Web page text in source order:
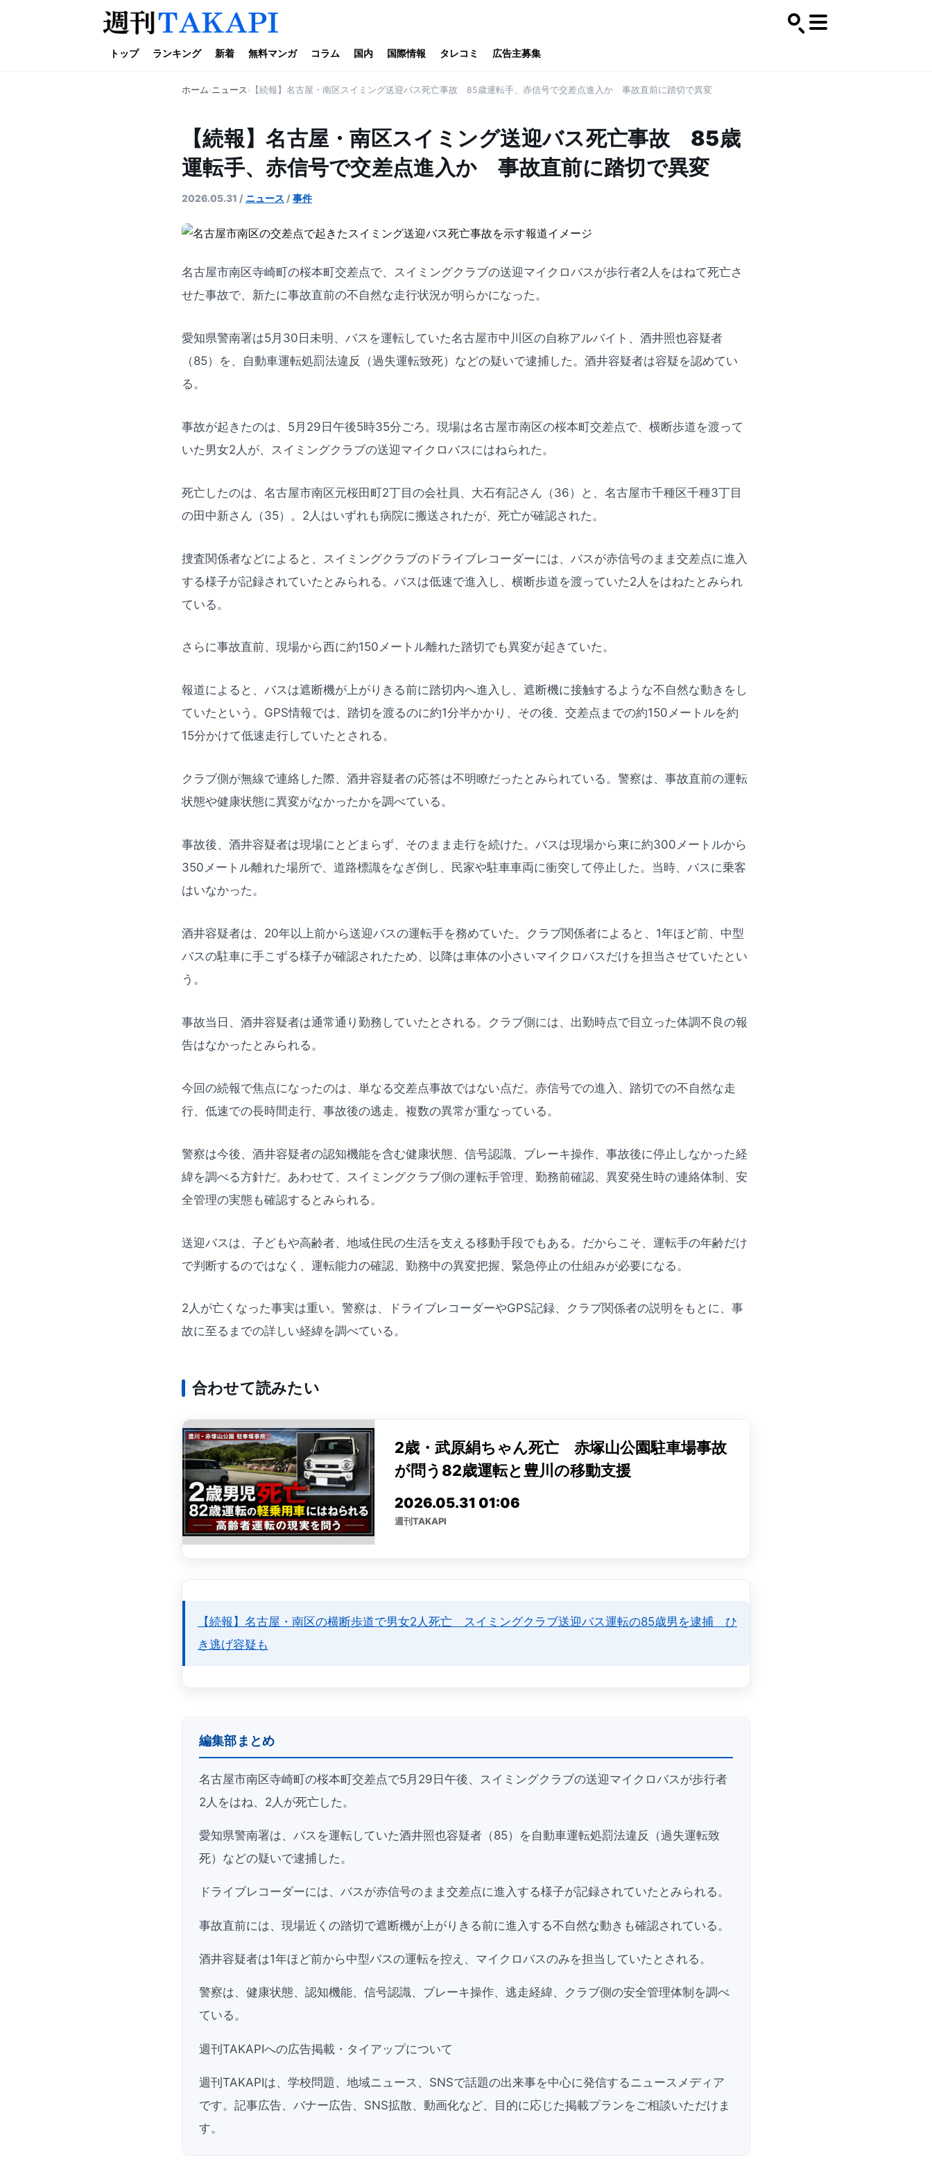
トップ ランキング 新着 無料マンガ コラム 国内 国際情報 タレコミ 広告主募集
ホーム ニュース 【続報】名古屋・南区スイミング送迎バス死亡事故 85歳運転手、赤信号で交差点進入か 事故直前に踏切で異変
【続報】名古屋・南区スイミング送迎バス死亡事故 85歳
運転手、赤信号で交差点進入か 事故直前に踏切で異変
2026.05.31 / ニュース /事件
名古屋市南区寺崎町の桜本町交差点で、スイミングクラブの送迎マイクロバスが歩行者2人をはねて死亡さ
せた事故で、新たに事故直前の不自然な走行状況が明らかになった。
愛知県警南署は5月30日未明、バスを運転していた名古屋市中川区の自称アルバイト、酒井照也容疑者
（85）を、自動車運転処罰法違反（過失運転致死）などの疑いで逮捕した。酒井容疑者は容疑を認めてい
る。
事故が起きたのは、5月29日午後5時35分ごろ。現場は名古屋市南区の桜本町交差点で、横断歩道を渡って
いた男女2人が、スイミングクラブの送迎マイクロバスにはねられた。
死亡したのは、名古屋市南区元桜田町2丁目の会社員、大石有記さん（36）と、名古屋市千種区千種3丁目
の田中新さん（35）。2人はいずれも病院に搬送されたが、死亡が確認された。
捜査関係者などによると、スイミングクラブのドライブレコーダーには、バスが赤信号のまま交差点に進入
する様子が記録されていたとみられる。バスは低速で進入し、横断歩道を渡っていた2人をはねたとみられ
ている。
さらに事故直前、現場から西に約150メートル離れた踏切でも異変が起きていた。
報道によると、バスは遮断機が上がりきる前に踏切内へ進入し、遮断機に接触するような不自然な動きをし
ていたという。GPS情報では、踏切を渡るのに約1分半かかり、その後、交差点までの約150メートルを約
15分かけて低速走行していたとされる。
クラブ側が無線で連絡した際、酒井容疑者の応答は不明瞭だったとみられている。警察は、事故直前の運転
状態や健康状態に異変がなかったかを調べている。
事故後、酒井容疑者は現場にとどまらず、そのまま走行を続けた。バスは現場から東に約300メートルから
350メートル離れた場所で、道路標識をなぎ倒し、民家や駐車車両に衝突して停止した。当時、バスに乗客
はいなかった。
酒井容疑者は、20年以上前から送迎バスの運転手を務めていた。クラブ関係者によると、1年ほど前、中型
バスの駐車に手こずる様子が確認されたため、以降は車体の小さいマイクロバスだけを担当させていたとい
う。
事故当日、酒井容疑者は通常通り勤務していたとされる。クラブ側には、出勤時点で目立った体調不良の報
告はなかったとみられる。
今回の続報で焦点になったのは、単なる交差点事故ではない点だ。赤信号での進入、踏切での不自然な走
行、低速での長時間走行、事故後の逃走。複数の異常が重なっている。
警察は今後、酒井容疑者の認知機能を含む健康状態、信号認識、ブレーキ操作、事故後に停止しなかった経
緯を調べる方針だ。あわせて、スイミングクラブ側の運転手管理、勤務前確認、異変発生時の連絡体制、安
全管理の実態も確認するとみられる。
送迎バスは、子どもや高齢者、地域住民の生活を支える移動手段でもある。だからこそ、運転手の年齢だけ
で判断するのではなく、運転能力の確認、勤務中の異変把握、緊急停止の仕組みが必要になる。
2人が亡くなった事実は重い。警察は、ドライブレコーダーやGPS記録、クラブ関係者の説明をもとに、事
故に至るまでの詳しい経緯を調べている。
合わせて読みたい
【続報】名古屋・南区の横断歩道で男女2人死亡 スイミングクラブ送迎バス運転の85歳男を逮捕 ひ
き逃げ容疑も
編集部まとめ
名古屋市南区寺崎町の桜本町交差点で5月29日午後、スイミングクラブの送迎マイクロバスが歩行者
2人をはね、2人が死亡した。
愛知県警南署は、バスを運転していた酒井照也容疑者（85）を自動車運転処罰法違反（過失運転致
死）などの疑いで逮捕した。
ドライブレコーダーには、バスが赤信号のまま交差点に進入する様子が記録されていたとみられる。
事故直前には、現場近くの踏切で遮断機が上がりきる前に進入する不自然な動きも確認されている。
酒井容疑者は1年ほど前から中型バスの運転を控え、マイクロバスのみを担当していたとされる。
警察は、健康状態、認知機能、信号認識、ブレーキ操作、逃走経緯、クラブ側の安全管理体制を調べ
ている。
週刊TAKAPIへの広告掲載・タイアップについて
週刊TAKAPIは、学校問題、地域ニュース、SNSで話題の出来事を中心に発信するニュースメディア
です。記事広告、バナー広告、SNS拡散、動画化など、目的に応じた掲載プランをご相談いただけま
す。